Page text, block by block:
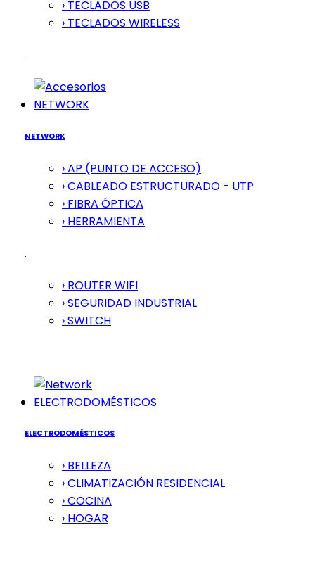
› TECLADOS USB
› TECLADOS WIRELESS
NETWORK
NETWORK
› AP (PUNTO DE ACCESO)
› CABLEADO ESTRUCTURADO - UTP
› FIBRA ÓPTICA
› HERRAMIENTA
› ROUTER WIFI
› SEGURIDAD INDUSTRIAL
› SWITCH
ELECTRODOMÉSTICOS
ELECTRODOMÉSTICOS
› BELLEZA
› CLIMATIZACIÓN RESIDENCIAL
› COCINA
› HOGAR